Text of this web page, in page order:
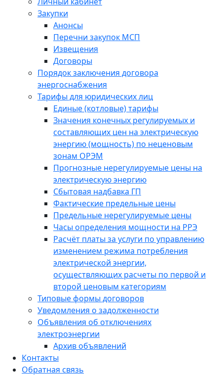
Закупки
Анонсы
Перечни закупок МСП
Извещения
Договоры
Порядок заключения договора
энергоснабжения
Тарифы для юридических лиц
Единые (котловые) тарифы
Значения конечных регулируемых и
составляющих цен на электрическую
энергию (мощность) по неценовым
зонам ОРЭМ
Прогнозные нерегулируемые цены на
электрическую энергию
Сбытовая надбавка ГП
Фактические предельные цены
Предельные нерегулируемые цены
Часы определения мощности на РРЭ
Расчёт платы за услуги по управлению
изменением режима потребления
электрической энергии,
осуществляющих расчеты по первой и
второй ценовым категориям
Типовые формы договоров
Уведомления о задолженности
Объявления об отключениях
электроэнергии
Архив объявлений
Контакты
Обратная связь